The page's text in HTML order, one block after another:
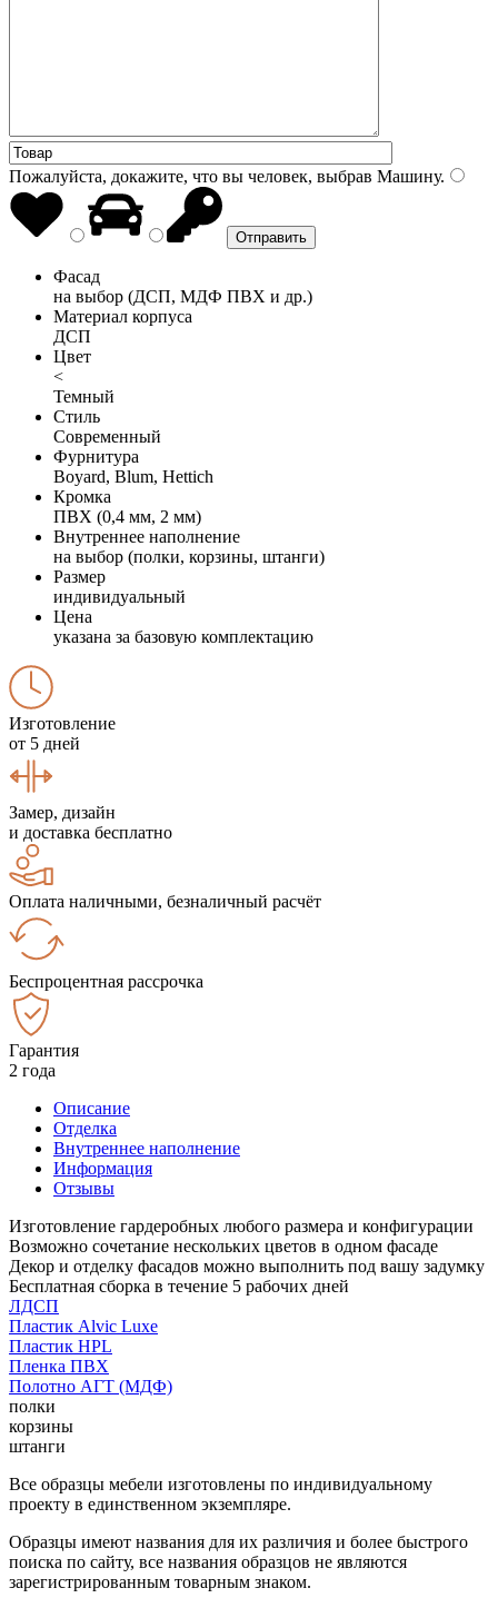
Пожалуйста, докажите, что вы человек, выбрав Машину.
Фасад
на выбор (ДСП, МДФ ПВХ и др.)
Материал корпуса
ДСП
Цвет
<
Темный
Стиль
Современный
Фурнитура
Boyard, Blum, Hettich
Кромка
ПВХ (0,4 мм, 2 мм)
Внутреннее наполнение
на выбор (полки, корзины, штанги)
Размер
индивидуальный
Цена
указана за базовую комплектацию
Изготовление
от 5 дней
Замер, дизайн
и доставка бесплатно
Оплата наличными, безналичный расчёт
Беспроцентная рассрочка
Гарантия
2 года
Описание
Отделка
Внутреннее наполнение
Информация
Отзывы
Изготовление гардеробных любого размера и конфигурации
Возможно сочетание нескольких цветов в одном фасаде
Декор и отделку фасадов можно выполнить под вашу задумку
Бесплатная сборка в течение 5 рабочих дней
ЛДСП
Пластик Alvic Luxe
Пластик HPL
Пленка ПВХ
Полотно АГТ (МДФ)
полки
корзины
штанги
Все образцы мебели изготовлены по индивидуальному
проекту в единственном экземпляре.
Образцы имеют названия для их различия и более быстрого
поиска по сайту, все названия образцов не являются
зарегистрированным товарным знаком.